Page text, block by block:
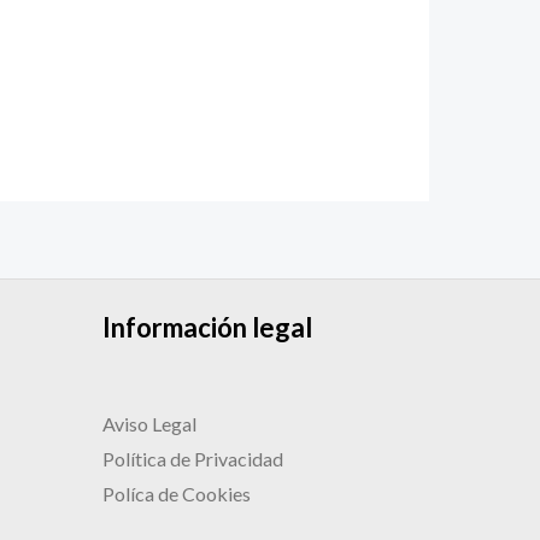
Información legal
Aviso Legal
Política de Privacidad
Políca de Cookies